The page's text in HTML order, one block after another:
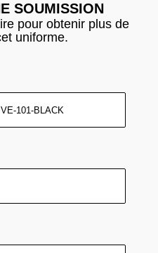
SOUMISSION
pour obtenir plus de
uniforme.